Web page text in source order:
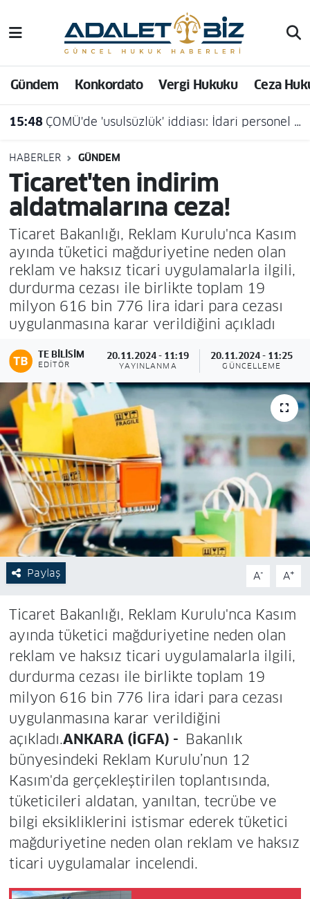
Gündem Konkordato Vergi Hukuku Ceza
15:48 ÇOMÜ'de 'usulsüzlük' iddiası: İdari personel açığa alındı
HABERLER GÜNDEM
Ticaret'ten indirim
aldatmalarına ceza!
Ticaret Bakanlığı, Reklam Kurulu'nca Kasım
ayında tüketici mağduriyetine neden olan
reklam ve haksız ticari uygulamalarla ilgili,
durdurma cezası ile birlikte toplam 19
milyon 616 bin 776 lira idari para cezası
uygulanmasına karar verildiğini açıkladı
TE BILISIM
EDITÖR
20.11.2024 - 11:19
YAYINLANMA
20.11.2024 - 11:25
GÜNCELLEME
Paylaş A- A+
Ticaret Bakanlığı, Reklam Kurulu'nca Kasım
ayında tüketici mağduriyetine neden olan
reklam ve haksız ticari uygulamalarla ilgili,
durdurma cezası ile birlikte toplam 19
milyon 616 bin 776 lira idari para cezası
uygulanmasına karar verildiğini
açıkladı.ANKARA (İGFA) - Bakanlık
bünyesindeki Reklam Kurulu’nun 12
Kasım'da gerçekleştirilen toplantısında,
tüketicileri aldatan, yanıltan, tecrübe ve
bilgi eksikliklerini istismar ederek tüketici
mağduriyetine neden olan reklam ve haksız
ticari uygulamalar incelendi.
Hava Durumu
Trafik Durumu
Süper Lig Puan Durumu ve Fikstür
Tüm Manşetler
Son Dakika Haberleri
Haber Arşivi